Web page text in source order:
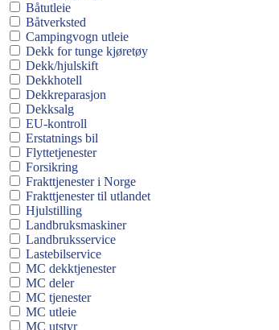
Båtutleie
Båtverksted
Campingvogn utleie
Dekk for tunge kjøretøy
Dekk/hjulskift
Dekkhotell
Dekkreparasjon
Dekksalg
EU-kontroll
Erstatnings bil
Flyttetjenester
Forsikring
Frakttjenester i Norge
Frakttjenester til utlandet
Hjulstilling
Landbruksmaskiner
Landbruksservice
Lastebilservice
MC dekktjenester
MC deler
MC tjenester
MC utleie
MC utstyr